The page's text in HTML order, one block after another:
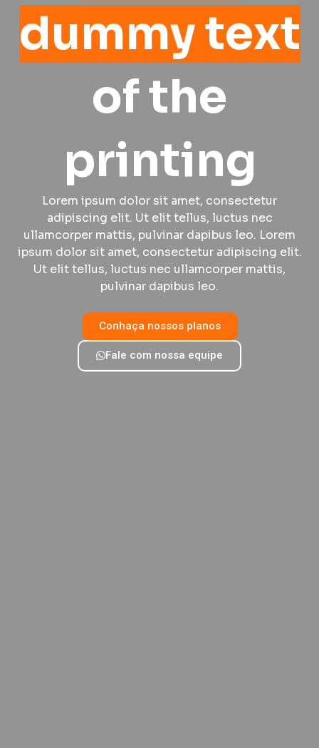
dummy text
of the
printing
Lorem ipsum dolor sit amet, consectetur
adipiscing elit. Ut elit tellus, luctus nec
ullamcorper mattis, pulvinar dapibus leo. Lorem
ipsum dolor sit amet, consectetur adipiscing elit.
Ut elit tellus, luctus nec ullamcorper mattis,
pulvinar dapibus leo.
Conhaça nossos planos
Fale com nossa equipe